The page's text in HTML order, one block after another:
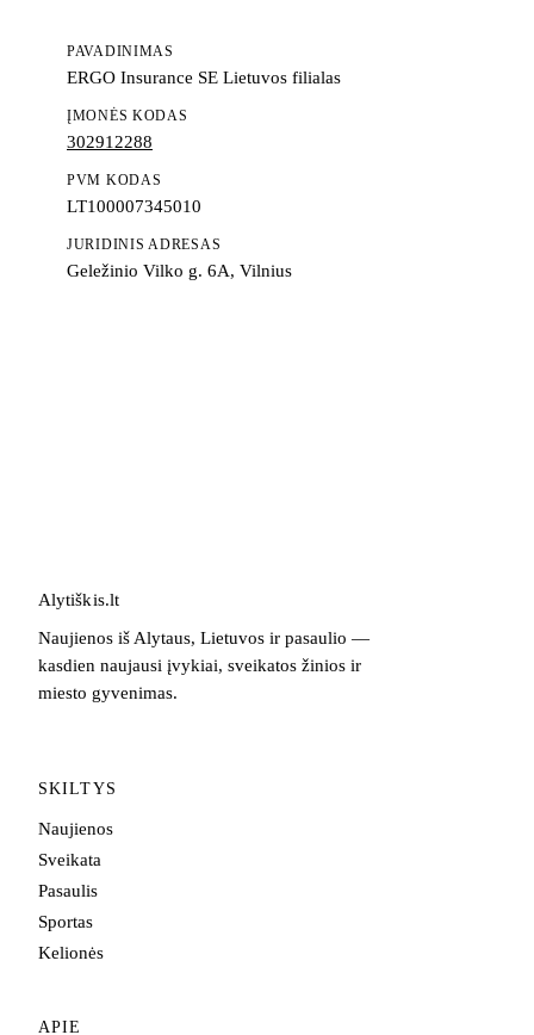
PAVADINIMAS
ERGO Insurance SE Lietuvos filialas
ĮMONĖS KODAS
302912288
PVM KODAS
LT100007345010
JURIDINIS ADRESAS
Geležinio Vilko g. 6A, Vilnius
Alytiškis.lt
Naujienos iš Alytaus, Lietuvos ir pasaulio —
kasdien naujausi įvykiai, sveikatos žinios ir
miesto gyvenimas.
SKILTYS
Naujienos
Sveikata
Pasaulis
Sportas
Kelionės
APIE